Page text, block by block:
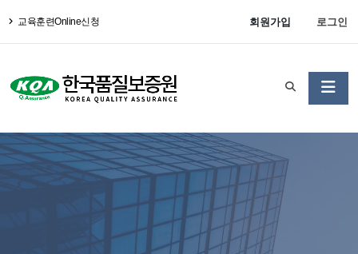
교육훈련Online신청 회원가입 로그인